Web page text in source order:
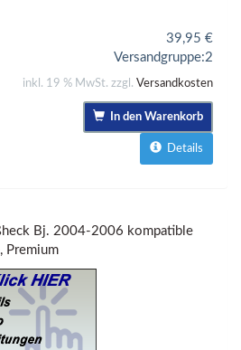
39,95 €
Versandgruppe:2
inkl. 19 % MwSt. zzgl. Versandkosten
In den Warenkorb
Details
Bj. 2004-2006 kompatible
Premium